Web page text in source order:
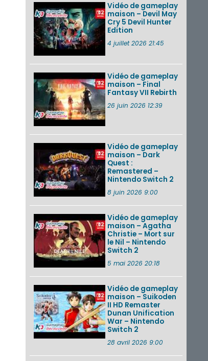
morceaux du mode
Balade de ...
Les éditions
physiques de Tomb
Switch 2 en version
amé...
Splatoon 3 : le
festival Summer
Nights de retour du
VOIR PLUS DE NEWS
Vidéo de gameplay
maison – Devil May
Cry 5 Devil Hunter
Edition
4 juillet 2026 21:45
Vidéo de gameplay
maison – Final
Fantasy VII Rebirth
26 juin 2026 12:39
Vidéo de gameplay
maison – Dark
Quest :
Remastered –
Nintendo Switch 2
8 juin 2026 9:00
Vidéo de gameplay
maison – Agatha
Christie – Mort sur
le Nil – Nintendo
Switch 2
5 mai 2026 20:18
Vidéo de gameplay
maison – Suikoden
II HD Remaster
Dunan Unification
War – Nintendo
Switch 2
28 avril 2026 9:00